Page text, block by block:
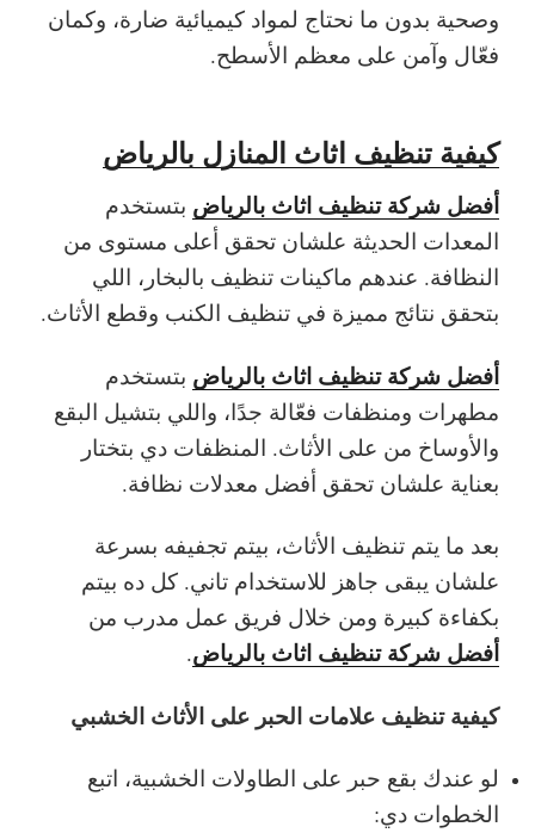
وصحية بدون ما نحتاج لمواد كيميائية ضارة، وكمان
فعّال وآمن على معظم الأسطح.
كيفية تنظيف اثاث المنازل بالرياض
أفضل شركة تنظيف اثاث بالرياض بتستخدم
المعدات الحديثة علشان تحقق أعلى مستوى من
النظافة. عندهم ماكينات تنظيف بالبخار، اللي
بتحقق نتائج مميزة في تنظيف الكنب وقطع الأثاث.
أفضل شركة تنظيف اثاث بالرياض بتستخدم
مطهرات ومنظفات فعّالة جدًا، واللي بتشيل البقع
والأوساخ من على الأثاث. المنظفات دي بتختار
بعناية علشان تحقق أفضل معدلات نظافة.
بعد ما يتم تنظيف الأثاث، بيتم تجفيفه بسرعة
علشان يبقى جاهز للاستخدام تاني. كل ده بيتم
بكفاءة كبيرة ومن خلال فريق عمل مدرب من
أفضل شركة تنظيف اثاث بالرياض.
كيفية تنظيف علامات الحبر على الأثاث الخشبي
لو عندك بقع حبر على الطاولات الخشبية، اتبع
الخطوات دي: